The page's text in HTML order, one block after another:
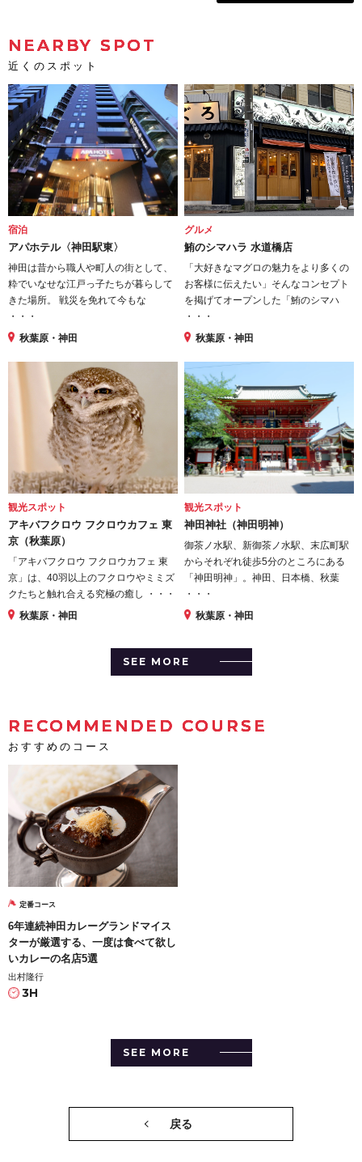
NEARBY SPOT
近くのスポット
宿泊
アパホテル〈神田駅東〉
神田は昔から職人や町人の街として、
粋でいなせな江戸っ子たちが暮らして
きた場所。 戦災を免れて今もな
・・・
秋葉原・神田
グルメ
鮪のシマハラ 水道橋店
「大好きなマグロの魅力をより多くの
お客様に伝えたい」そんなコンセプト
を掲げてオープンした「鮪のシマハ
・・・
秋葉原・神田
観光スポット
アキバフクロウ フクロウカフェ 東
京（秋葉原）
「アキバフクロウ フクロウカフェ 東
京」は、40羽以上のフクロウやミミズ
クたちと触れ合える究極の癒し ・・・
秋葉原・神田
観光スポット
神田神社（神田明神）
御茶ノ水駅、新御茶ノ水駅、末広町駅
からそれぞれ徒歩5分のところにある
「神田明神」。神田、日本橋、秋葉
・・・
秋葉原・神田
SEE MORE
RECOMMENDED COURSE
おすすめのコース
定番コース
6年連続神田カレーグランドマイス
ターが厳選する、一度は食べて欲し
いカレーの名店5選
出村隆行
3H
SEE MORE
戻る